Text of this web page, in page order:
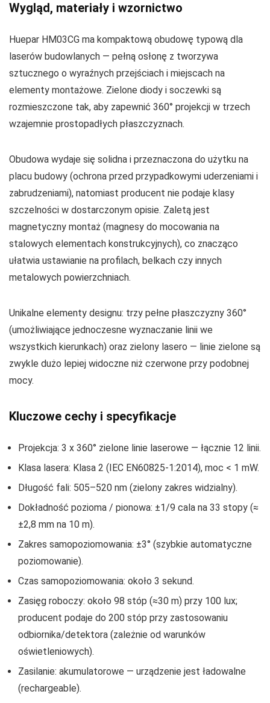
Wygląd, materiały i wzornictwo
Huepar HM03CG ma kompaktową obudowę typową dla
laserów budowlanych — pełną osłonę z tworzywa
sztucznego o wyraźnych przejściach i miejscach na
elementy montażowe. Zielone diody i soczewki są
rozmieszczone tak, aby zapewnić 360° projekcji w trzech
wzajemnie prostopadłych płaszczyznach.
Obudowa wydaje się solidna i przeznaczona do użytku na
placu budowy (ochrona przed przypadkowymi uderzeniami i
zabrudzeniami), natomiast producent nie podaje klasy
szczelności w dostarczonym opisie. Zaletą jest
magnetyczny montaż (magnesy do mocowania na
stalowych elementach konstrukcyjnych), co znacząco
ułatwia ustawianie na profilach, belkach czy innych
metalowych powierzchniach.
Unikalne elementy designu: trzy pełne płaszczyzny 360°
(umożliwiające jednoczesne wyznaczanie linii we
wszystkich kierunkach) oraz zielony lasero — linie zielone są
zwykle dużo lepiej widoczne niż czerwone przy podobnej
mocy.
Kluczowe cechy i specyfikacje
Projekcja: 3 x 360° zielone linie laserowe — łącznie 12 linii.
Klasa lasera: Klasa 2 (IEC EN60825‑1:2014), moc < 1 mW.
Długość fali: 505–520 nm (zielony zakres widzialny).
Dokładność pozioma / pionowa: ±1/9 cala na 33 stopy (≈
±2,8 mm na 10 m).
Zakres samopoziomowania: ±3° (szybkie automatyczne
poziomowanie).
Czas samopoziomowania: około 3 sekund.
Zasięg roboczy: około 98 stóp (≈30 m) przy 100 lux;
producent podaje do 200 stóp przy zastosowaniu
odbiornika/detektora (zależnie od warunków
oświetleniowych).
Zasilanie: akumulatorowe — urządzenie jest ładowalne
(rechargeable).